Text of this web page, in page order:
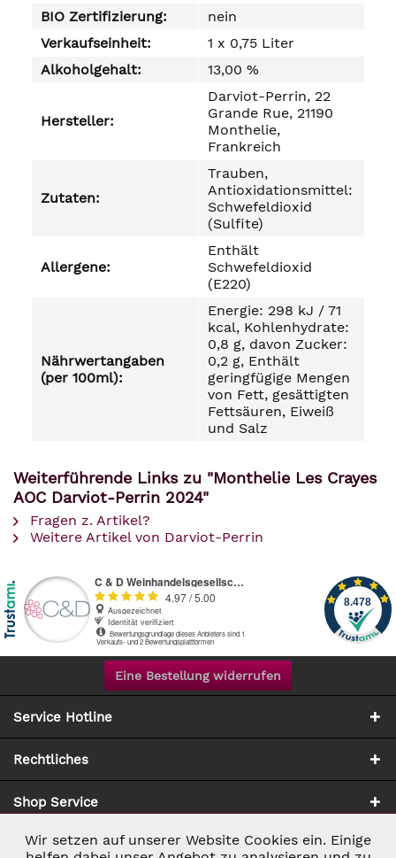
BIO Zertifizierung:
nein
Verkaufseinheit:
1 x 0,75 Liter
Alkoholgehalt:
13,00 %
Hersteller:
Darviot-Perrin, 22
Grande Rue, 21190
Monthelie,
Frankreich
Zutaten:
Trauben,
Antioxidationsmittel:
Schwefeldioxid
(Sulfite)
Allergene:
Enthält
Schwefeldioxid
(E220)
Nährwertangaben
(per 100ml):
Energie: 298 kJ / 71
kcal, Kohlenhydrate:
0,8 g, davon Zucker:
0,2 g, Enthält
geringfügige Mengen
von Fett, gesättigten
Fettsäuren, Eiweiß
und Salz
Weiterführende Links zu "Monthelie Les Crayes
AOC Darviot-Perrin 2024"
Fragen z. Artikel?
Weitere Artikel von Darviot-Perrin
Eine Bestellung widerrufen
Service Hotline
Rechtliches
Shop Service
Zahlung & Versand
Notwendig Aktiv
Wir setzen auf unserer Website Cookies ein. Einige